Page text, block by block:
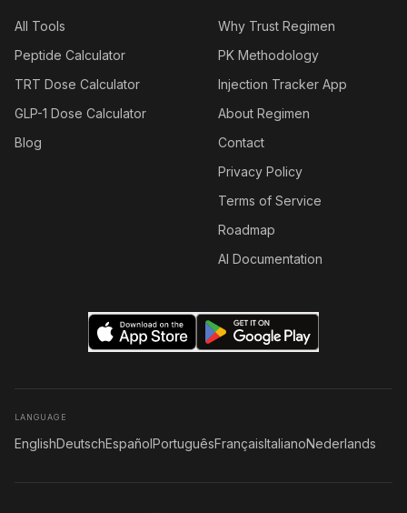
All Tools
Peptide Calculator
TRT Dose Calculator
GLP-1 Dose Calculator
Blog
Why Trust Regimen
PK Methodology
Injection Tracker App
About Regimen
Contact
Privacy Policy
Terms of Service
Roadmap
AI Documentation
LANGUAGE
EnglishDeutschEspañolPortuguêsFrançaisItalianoNederlands